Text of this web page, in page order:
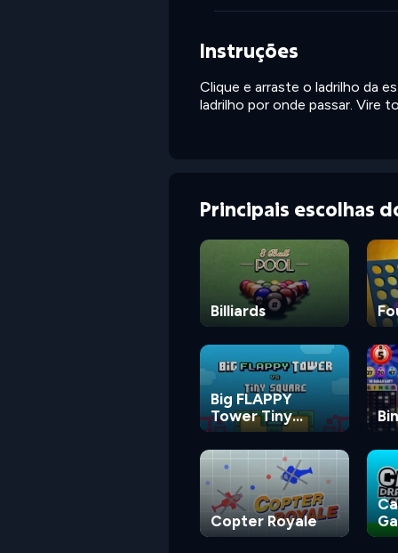
Instruções
Clique e arraste o ladrilho da
ladrilho por onde passar. Vire
Principais escolhas
Billiards
Big FLAPPY
Tower Tiny
Square
Copter Royale